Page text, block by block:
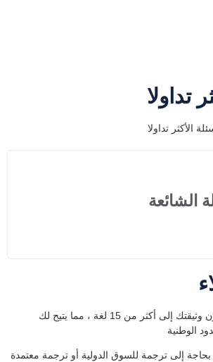
تداولا
الأكثر تداولا
الشائعة
يترجم مترجمونا المؤهلون وثيقتك إلى أكثر من 15 لغة ، مما يتيح لك
الوطنية
إلى ترجمة للسوق الدولية أو ترجمة معتمدة